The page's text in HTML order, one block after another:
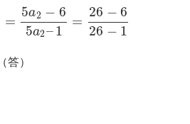
=
5a2 − 6
5a2–1
=
26 − 6
26 − 1
（答）